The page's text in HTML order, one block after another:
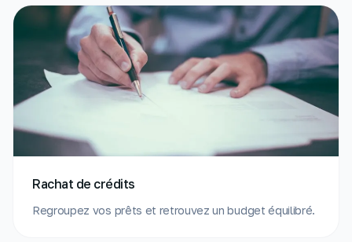
Rachat de crédits
Regroupez vos prêts et retrouvez un budget équilibré.